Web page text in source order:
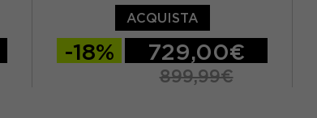
ACQUISTA
-18% 729,00€
899,99€